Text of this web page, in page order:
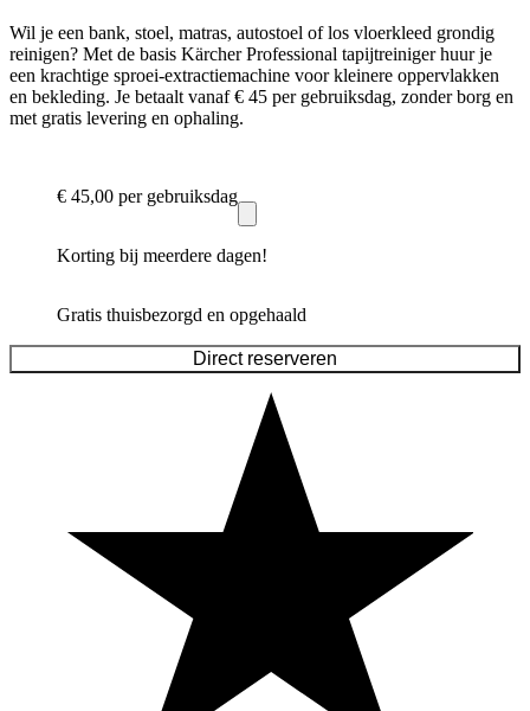
Wil je een bank, stoel, matras, autostoel of los vloerkleed grondig
reinigen? Met de basis Kärcher Professional tapijtreiniger huur je
een krachtige sproei-extractiemachine voor kleinere oppervlakken
en bekleding. Je betaalt vanaf € 45 per gebruiksdag, zonder borg en
met gratis levering en ophaling.
€ 45,00 per gebruiksdag
Korting bij meerdere dagen!
Gratis thuisbezorgd en opgehaald
Direct reserveren